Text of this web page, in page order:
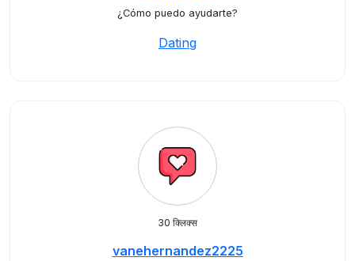
¿Cómo puedo ayudarte?
Dating
30 क्लिक्स
vanehernandez2225